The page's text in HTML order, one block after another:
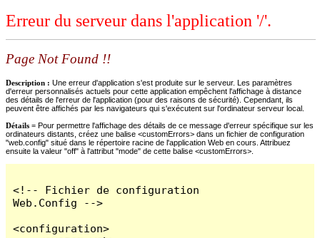
Erreur du serveur dans l'application '/'.
Page Not Found !!
Description : Une erreur d'application s'est produite sur le serveur. Les paramètres
d'erreur personnalisés actuels pour cette application empêchent l'affichage à distance
des détails de l'erreur de l'application (pour des raisons de sécurité). Cependant, ils
peuvent être affichés par les navigateurs qui s'exécutent sur l'ordinateur serveur local.
Détails = Pour permettre l'affichage des détails de ce message d'erreur spécifique sur les
ordinateurs distants, créez une balise <customErrors> dans un fichier de configuration
"web.config" situé dans le répertoire racine de l'application Web en cours. Attribuez
ensuite la valeur "off" à l'attribut "mode" de cette balise <customErrors>.
<!-- Fichier de configuration
Web.Config -->
<configuration>